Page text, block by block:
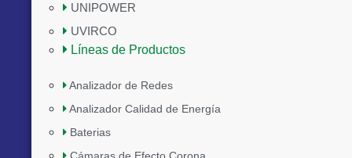
UNIPOWER
UVIRCO
Líneas de Productos
Analizador de Redes
Analizador Calidad de Energía
Baterias